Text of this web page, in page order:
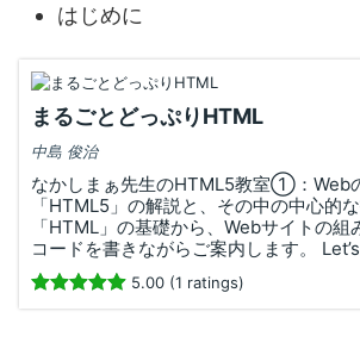
はじめに
まるごとどっぷりHTML
中島 俊治
なかしまぁ先生のHTML5教室①：Web
「HTML5」の解説と、その中の中心的
「HTML」の基礎から、Webサイトの組
コードを書きながらご案内します。
5.00 (1 ratings)